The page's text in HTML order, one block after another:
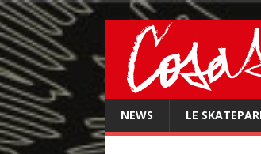
NEWS LE